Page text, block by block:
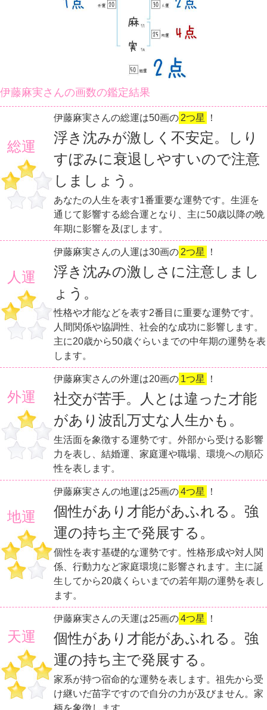
伊藤麻実さんの画数の鑑定結果
総運
伊藤麻実さんの総運は50画の 2つ星 ！
浮き沈みが激しく不安定。しり
すぼみに衰退しやすいので注意
しましょう。
あなたの人生を表す1番重要な運勢です。生涯を
通じて影響する総合運となり、主に50歳以降の晩
年期に影響を及ぼします。
人運
伊藤麻実さんの人運は30画の 2つ星 ！
浮き沈みの激しさに注意しまし
ょう。
性格や才能などを表す2番目に重要な運勢です。
人間関係や協調性、社会的な成功に影響します。
主に20歳から50歳ぐらいまでの中年期の運勢を表
します。
外運
伊藤麻実さんの外運は20画の 1つ星 ！
社交が苦手。人とは違った才能
があり波乱万丈な人生かも。
生活面を象徴する運勢です。外部から受ける影響
力を表し、結婚運、家庭運や職場、環境への順応
性を表します。
地運
伊藤麻実さんの地運は25画の4つ星 ！
個性があり才能があふれる。強
運の持ち主で発展する。
個性を表す基礎的な運勢です。性格形成や対人関
係、行動力など家庭環境に影響されます。主に誕
生してから20歳くらいまでの若年期の運勢を表し
ます。
天運
伊藤麻実さんの天運は25画の4つ星 ！
個性があり才能があふれる。強
運の持ち主で発展する。
家系が持つ宿命的な運勢を表します。祖先から受
け継いだ苗字ですので自分の力が及びません。家
柄を象徴します。